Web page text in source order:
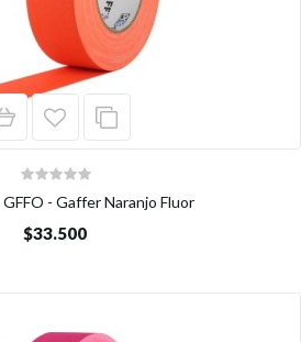
GFFO - Gaffer Naranjo Fluor
$33.500